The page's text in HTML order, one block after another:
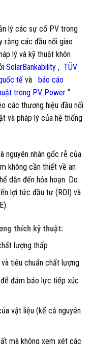
lý các sự cố PV trong
rằng các đầu nối giao
lý và kỹ thuật khôn
SolarBankability , TÜV
tế và báo cáo
trong PV Power ”
các thương hiệu đầu nối
và pháp lý của hệ thống
nguyên nhân gốc rễ của
không cần thiết về an
dẫn đến hỏa hoạn. Do
lợi tức đầu tư (ROI) và
thích kỹ thuật:
lượng thấp
tiêu chuẩn chất lượng
đảm bảo lực tiếp xúc
vật liệu (kể cả nguyên
mà không xem xét các